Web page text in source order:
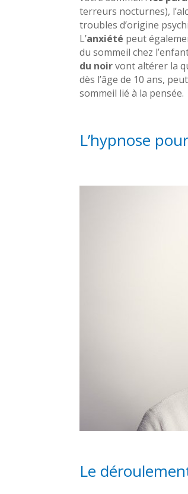
terreurs nocturnes),
troubles d’origine
L’anxiété peut
du sommeil chez
du noirvont altérer la
dès l’âge de 10 ans,
sommeil lié à la pensée.
L’hypnose
Le